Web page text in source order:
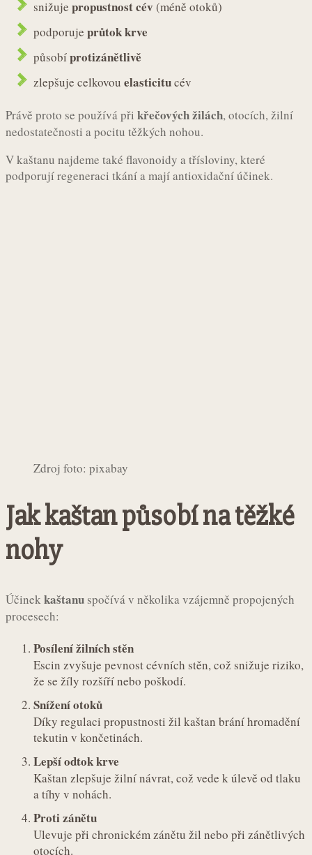
snižuje propustnost cév (méně otoků)
podporuje průtok krve
působíprotizánětlivě
zlepšuje celkovou elasticitucév
Právě proto se používá při křečových žilách, otocích, žilní
nedostatečnosti a pocitu těžkých nohou.
V kaštanu najdeme také flavonoidy a třísloviny, které
podporují regeneraci tkání a mají antioxidační účinek.
Zdroj foto: pixabay
Jak kaštan působí na těžké
nohy
Účinekkaštanu spočívá v několika vzájemně propojených
procesech:
Posílení žilních stěn
Escin zvyšuje pevnost cévních stěn, což snižuje riziko,
že se žíly rozšíří nebo poškodí.
Snížení otoků
Díky regulaci propustnosti žil kaštan brání hromadění
tekutin v končetinách.
Lepší odtok krve
Kaštan zlepšuje žilní návrat, což vede k úlevě od tlaku
a tíhy v nohách.
Proti zánětu
Ulevuje při chronickém zánětu žil nebo při zánětlivých
otocích.